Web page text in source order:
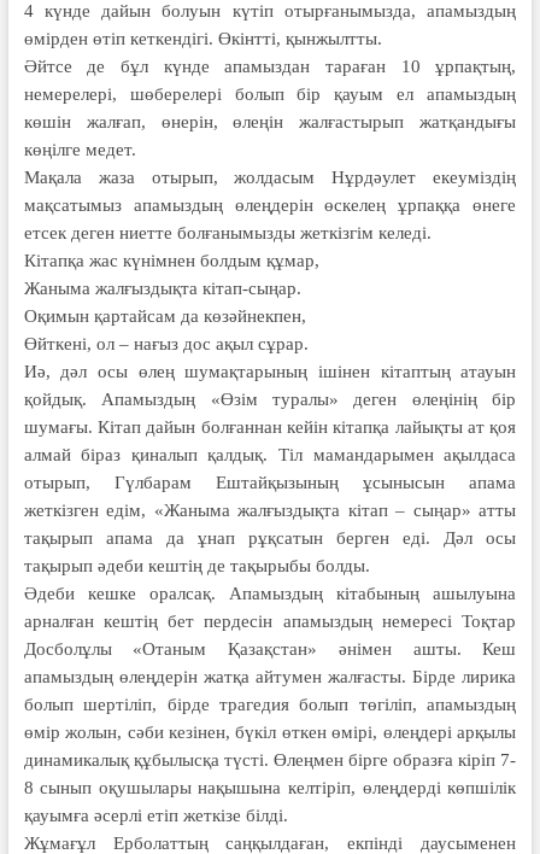
4 күнде дайын болуын күтіп отырғанымызда, апамыздың
өмірден өтіп кеткендігі. Өкінтті, қынжылтты.
Әйтсе де бұл күнде апамыздан тараған 10 ұрпақтың,
немерелері, шөберелері болып бір қауым ел апамыздың
көшін жалғап, өнерін, өлеңін жалғастырып жатқандығы
көңілге медет.
Мақала жаза отырып, жолдасым Нұрдәулет екеуміздің
мақсатымыз апамыздың өлеңдерін өскелең ұрпаққа өнеге
етсек деген ниетте болғанымызды жеткізгім келеді.
Кітапқа жас күнімнен болдым құмар,
Жаныма жалғыздықта кітап-сыңар.
Оқимын қартайсам да көзәйнекпен,
Өйткені, ол – нағыз дос ақыл сұрар.
Иә, дәл осы өлең шумақтарының ішінен кітаптың атауын
қойдық. Апамыздың «Өзім туралы» деген өлеңінің бір
шумағы. Кітап дайын болғаннан кейін кітапқа лайықты ат қоя
алмай біраз қиналып қалдық. Тіл мамандарымен ақылдаса
отырып, Гүлбарам Ештайқызының ұсынысын апама
жеткізген едім, «Жаныма жал­ғыз­дықта кітап – сыңар» атты
тақырып апама да ұнап рұқсатын берген еді. Дәл осы
тақырып әдеби кештің де тақырыбы болды.
Әдеби кешке оралсақ. Апамыздың кітабының ашылуына
арналған кештің бет пердесін апамыздың немересі Тоқтар
Досболұлы «Отаным Қазақстан» әнімен ашты. Кеш
апамыздың өлеңдерін жатқа айтумен жалғасты. Бірде лирика
болып шертіліп, бірде трагедия болып төгіліп, апамыздың
өмір жолын, сәби кезінен, бүкіл өткен өмірі, өлеңдері арқылы
динамикалық құбылысқа түсті. Өлеңмен бірге образға кіріп 7-
8 сынып оқушылары нақышына келтіріп, өлеңдерді көпшілік
қауымға әсерлі етіп жеткізе білді.
Жұмағұл Ерболаттың саңқылдаған, екпінді даусыменен